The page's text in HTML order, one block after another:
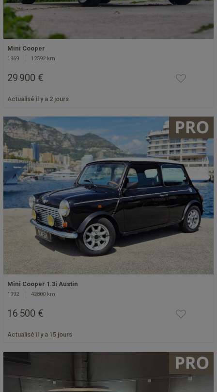
Mini Cooper
1969 12592 km
29 900 €
Actualisé il y a 2 jours
Mini Cooper 1.3i Austin
1992 42800 km
16 500 €
Actualisé il y a 15 jours